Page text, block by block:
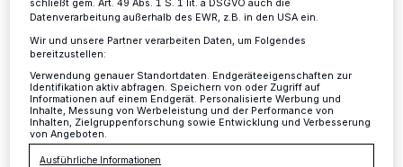
Städten
Mettmann ·Auch in Heiligenhaus, Velbert und Wülfrath
hat die Rheinbahn in den vergangenen Wochen die
Bushaltestellenschilder ausgetauscht.
schließt gem. Art. 49 Abs. 1 S. 1 lit. a DSGVO auch die
Datenverarbeitung außerhalb des EWR, z.B. in den USA ein.
Wir und unsere Partner verarbeiten Daten, um Folgendes
bereitzustellen:
Verwendung genauer Standortdaten. Endgeräteeigenschaften zur
Identifikation aktiv abfragen. Speichern von oder Zugriff auf
Informationen auf einem Endgerät. Personalisierte Werbung und
Inhalte, Messung von Werbeleistung und der Performance von
Inhalten, Zielgruppenforschung sowie Entwicklung und Verbesserung
von Angeboten.
Ausführliche Informationen